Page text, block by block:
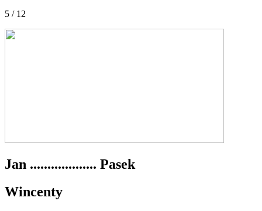
5 / 12
Jan ................... Pasek
Wincenty